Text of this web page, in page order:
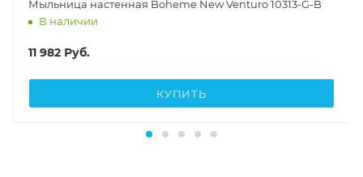
Мыльница настенная Boheme New Venturo 10313-G-B
В наличии
11 982 Руб.
КУПИТЬ